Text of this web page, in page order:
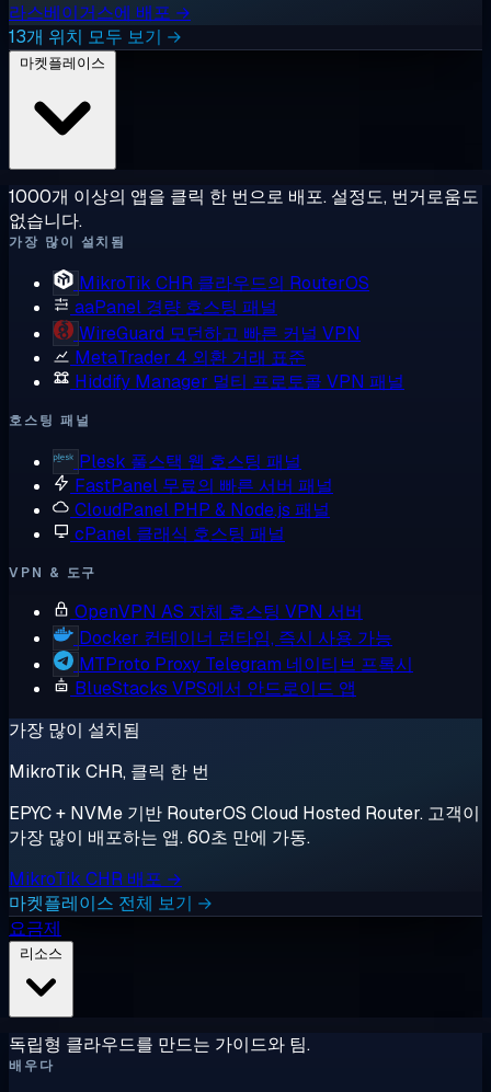
라스베이거스에 배포 →
13개 위치 모두 보기 →
1000개 이상의 앱을 클릭 한 번으로 배포. 설정도, 번거로움도
없습니다.
가장 많이 설치됨
MikroTik CHR 클라우드의 RouterOS
aaPanel 경량 호스팅 패널
WireGuard 모던하고 빠른 커널 VPN
MetaTrader 4 외환 거래 표준
Hiddify Manager 멀티 프로토콜 VPN 패널
호스팅 패널
Plesk 풀스택 웹 호스팅 패널
FastPanel 무료의 빠른 서버 패널
CloudPanel PHP & Node.js 패널
cPanel 클래식 호스팅 패널
VPN & 도구
OpenVPN AS 자체 호스팅 VPN 서버
Docker 컨테이너 런타임, 즉시 사용 가능
MTProto Proxy Telegram 네이티브 프록시
BlueStacks VPS에서 안드로이드 앱
가장 많이 설치됨
MikroTik CHR, 클릭 한 번
EPYC + NVMe 기반 RouterOS Cloud Hosted Router. 고객이
가장 많이 배포하는 앱. 60초 만에 가동.
MikroTik CHR 배포 →
마켓플레이스 전체 보기 →
요금제
독립형 클라우드를 만드는 가이드와 팀.
배우다